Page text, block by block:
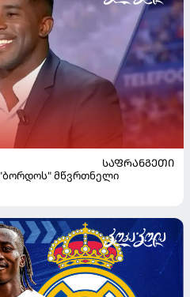
ᲡᲐᲤᲠᲐᲜᲒᲔᲗᲘ
მწვრთნელი